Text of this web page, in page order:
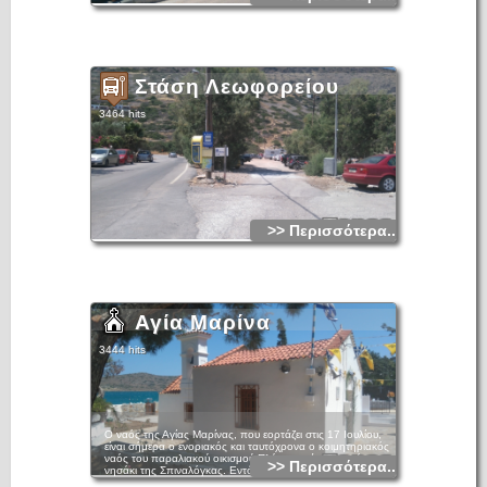
Στάση Λεωφορείου
3464 hits
>> Περισσότερα...
Αγία Μαρίνα
3444 hits
Ο ναός της Αγίας Μαρίνας, που εορτάζει στις 17 Ιουλίου,
είναι σήμερα ο ενοριακός και ταυτόχρονα ο κοιμητηριακός
ναός του παραλιακού οικισμού Πλάκα, απέναντι από το
νησάκι της Σπιναλόγκας. Εντός του περιφραγμένου
περιβόλου, νότια και δυτικά του ναού, εκτείνεται το σημερινό
>> Περισσότερα...